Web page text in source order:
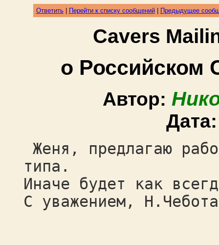
Ответить| Перейти к списку сообщений| Предыдущее
Cavers
о Российском
Автор:
Женя, предлагаю
типа.
Иначе будет как
С уважением,